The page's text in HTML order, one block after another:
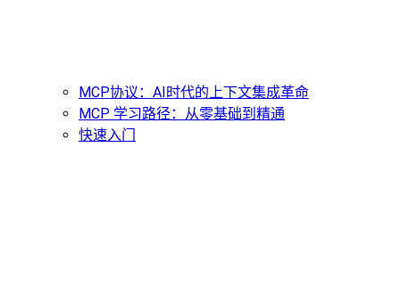
MCP协议：AI时代的上下文集成革命
MCP 学习路径：从零基础到精通
快速入门